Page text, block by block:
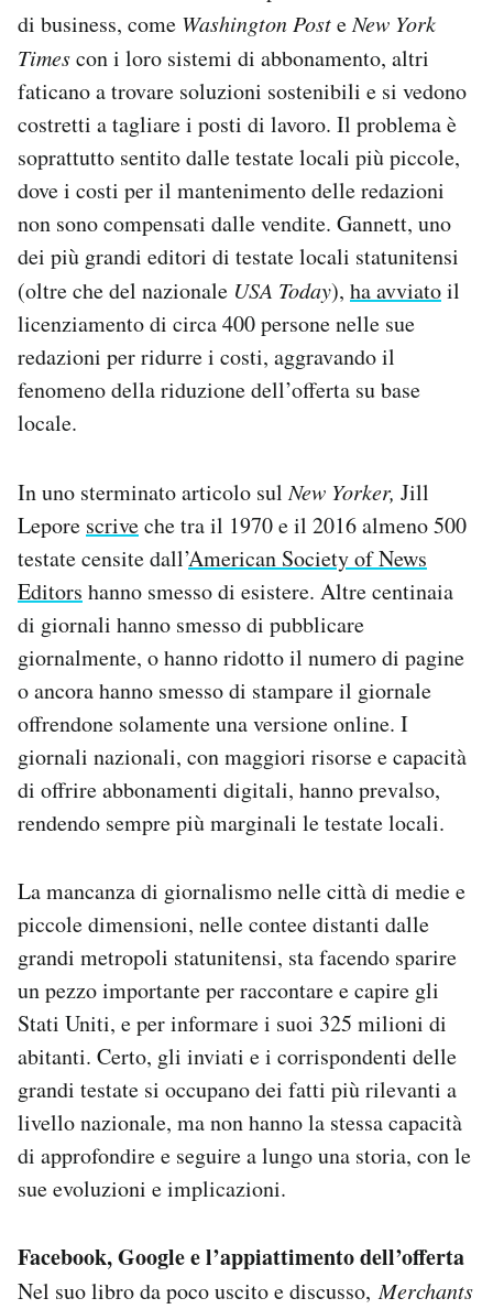
di business, come Washington PosteNew York
Timescon i loro sistemi di abbonamento, altri
faticano a trovare soluzioni sostenibili e si vedono
costretti a tagliare i posti di lavoro. Il problema è
soprattutto sentito dalle testate locali più piccole,
dove i costi per il mantenimento delle redazioni
non sono compensati dalle vendite. Gannett, uno
dei più grandi editori di testate locali statunitensi
(oltre che del nazionale USA Today), ha avviatoil
licenziamento di circa 400 persone nelle sue
redazioni per ridurre i costi, aggravando il
fenomeno della riduzione dell’offerta su base
locale.
In uno sterminato articolo sulNew Yorker, Jill
Lepore scriveche tra il 1970 e il 2016 almeno 500
testate censite dall’American Society of News
Editors hanno smesso di esistere. Altre centinaia
di giornali hanno smesso di pubblicare
giornalmente, o hanno ridotto il numero di pagine
o ancora hanno smesso di stampare il giornale
offrendone solamente una versione online. I
giornali nazionali, con maggiori risorse e capacità
di offrire abbonamenti digitali, hanno prevalso,
rendendo sempre più marginali le testate locali.
La mancanza di giornalismo nelle città di medie e
piccole dimensioni, nelle contee distanti dalle
grandi metropoli statunitensi, sta facendo sparire
un pezzo importante per raccontare e capire gli
Stati Uniti, e per informare i suoi 325 milioni di
abitanti. Certo, gli inviati e i corrispondenti delle
grandi testate si occupano dei fatti più rilevanti a
livello nazionale, ma non hanno la stessa capacità
di approfondire e seguire a lungo una storia, con le
sue evoluzioni e implicazioni.
Facebook, Google e l’appiattimento dell’offerta
Nel suo libro da poco uscito e discusso, Merchants